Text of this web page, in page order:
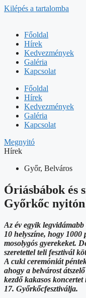
Kilépés a tartalomba
Főoldal
Hírek
Kedvezmények
Galéria
Kapcsolat
Főoldal
Hírek
Kedvezmények
Galéria
Kapcsolat
Megnyitó
Hírek
Győr, Belváros
Óriásbábok és
Győrkőc
Az év egyik
10 helyszíne, hogy 1000
mosolygós gyerekeket.
szeretettel teli fesztivál
A cuki ceremóniát
ahogy a belvárost
kezdő kakasos
17. Győrkőcfesztiválja.